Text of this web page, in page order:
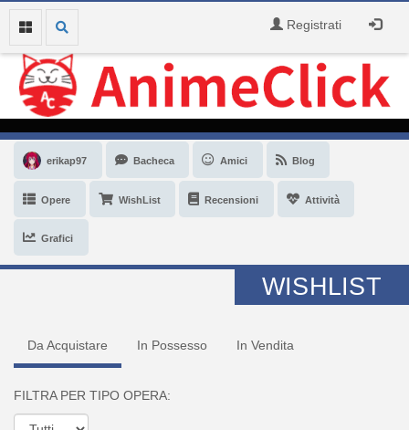
Registrati
erikap97 Bacheca Amici Blog
Opere WishList Recensioni Attività
Grafici
WISHLIST
Da Acquistare In Possesso In Vendita
FILTRA PER TIPO OPERA: